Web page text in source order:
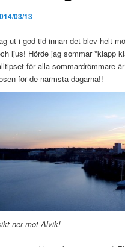
03/13
ut i god tid innan det blev helt
ljus! Hörde jag sommar *klapp
för alla sommardrömmare
för de närmsta dagarna!!
ner mot Alvik!